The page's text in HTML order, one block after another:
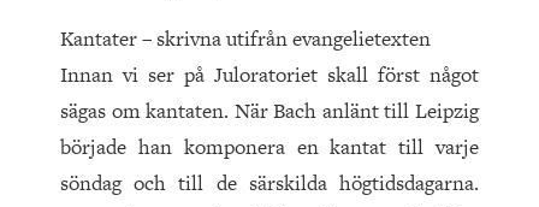
Kantater – skrivna utifrån evangelietexten
Innan vi ser på Juloratoriet skall först något
sägas om kantaten. När Bach anlänt till Leipzig
började han komponera en kantat till varje
söndag och till de särskilda högtidsdagarna.